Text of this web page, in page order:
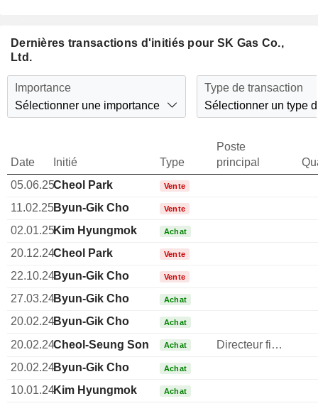
Dernières transactions d'initiés pour SK Gas Co.,
Ltd.
Importance
Sélectionner une importance
Type de transaction
Sélectionner un type
Date Initié Type
Poste
principal
05.06.25Cheol Park Vente
11.02.25Byun-Gik Cho Vente
02.01.25Kim Hyungmok Achat
20.12.24Cheol Park Vente
22.10.24Byun-Gik Cho Vente
27.03.24Byun-Gik Cho Achat
20.02.24Byun-Gik Cho Achat
20.02.24Cheol-Seung Son Achat
Directeur financier
20.02.24Byun-Gik Cho Achat
10.01.24Kim Hyungmok Achat